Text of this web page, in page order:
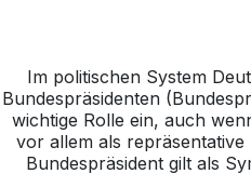
Im politischen System
Bundespräsidenten
wichtige Rolle ein, auch
vor allem als
Bundespräsident gilt als